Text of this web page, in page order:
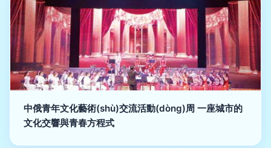
中俄青年文化藝術(shù)交流活動(dòng)周 一座城市的
文化交響與青春方程式